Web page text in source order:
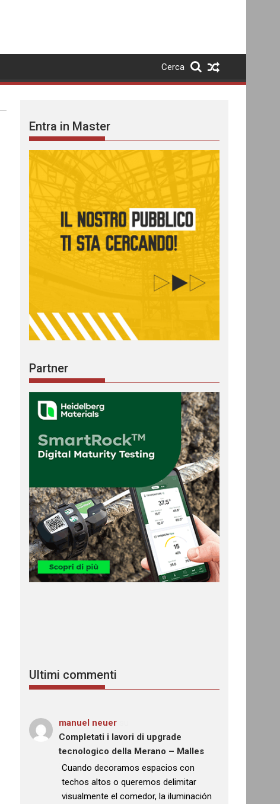
Cerca
Entra in Master
Partner
Ultimi commenti
manuel neuer
Completati i lavori di upgrade
tecnologico della Merano – Malles
: “
Cuando decoramos espacios con
techos altos o queremos delimitar
visualmente el comedor, la iluminación